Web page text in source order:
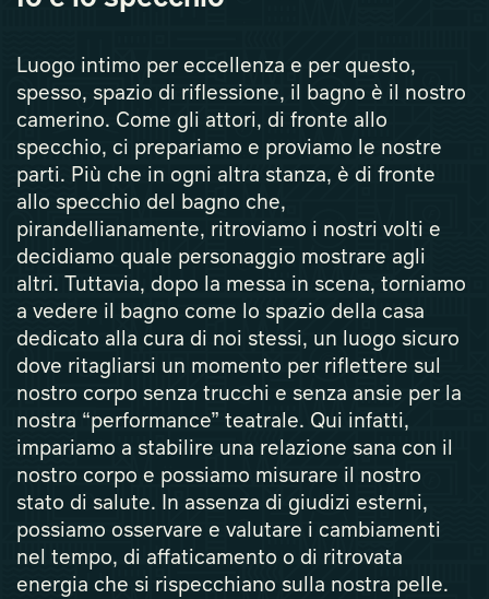
Luogo intimo per eccellenza e per questo,
spesso, spazio di riflessione, il bagno è il nostro
camerino. Come gli attori, di fronte allo
specchio, ci prepariamo e proviamo le nostre
parti. Più che in ogni altra stanza, è di fronte
allo specchio del bagno che,
pirandellianamente, ritroviamo i nostri volti e
decidiamo quale personaggio mostrare agli
altri. Tuttavia, dopo la messa in scena, torniamo
a vedere il bagno come lo spazio della casa
dedicato alla cura di noi stessi, un luogo sicuro
dove ritagliarsi un momento per riflettere sul
nostro corpo senza trucchi e senza ansie per la
nostra “performance” teatrale. Qui infatti,
impariamo a stabilire una relazione sana con il
nostro corpo e possiamo misurare il nostro
stato di salute. In assenza di giudizi esterni,
possiamo osservare e valutare i cambiamenti
nel tempo, di affaticamento o di ritrovata
energia che si rispecchiano sulla nostra pelle.